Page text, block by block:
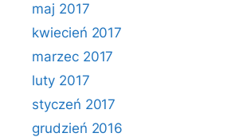
maj 2017
kwiecień 2017
marzec 2017
luty 2017
styczeń 2017
grudzień 2016